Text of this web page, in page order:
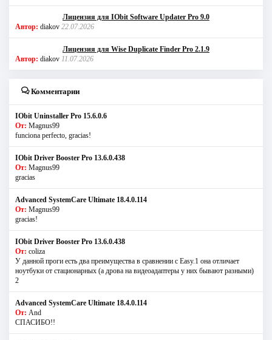
Лицензия для IObit Software Updater Pro 9.0
Автор: diakov 22.07.2026
Лицензия для Wise Duplicate Finder Pro 2.1.9
Автор: diakov 11.07.2026
Комментарии
IObit Uninstaller Pro 15.6.0.6
От: Magnus99
funciona perfecto, gracias!
IObit Driver Booster Pro 13.6.0.438
От: Magnus99
gracias
Advanced SystemCare Ultimate 18.4.0.114
От: Magnus99
gracias!
IObit Driver Booster Pro 13.6.0.438
От: coliza
У данной проги есть два преимущества в сравнении с Easy.1 она отличает
ноутбуки от стационарных (а дрова на видеоадаптеры у них бывают разными)
2
Advanced SystemCare Ultimate 18.4.0.114
От: And
СПАСИБО!!